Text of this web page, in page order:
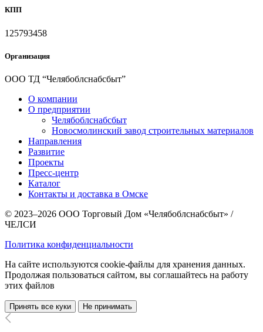
КПП
125793458
Организация
ООО ТД “Челябоблснабсбыт”
О компании
О предприятии
Челябоблснабсбыт
Новосмолинский завод строительных материалов
Направления
Развитие
Проекты
Пресс-центр
Каталог
Контакты и доставка в Омске
© 2023–2026 ООО Торговый Дом «Челябоблснабсбыт» /
ЧЕЛСИ
Политика конфиденциальности
На сайте используются cookie-файлы для хранения данных.
Продолжая пользоваться сайтом, вы соглашайтесь на работу
этих файлов
Принять все куки Не принимать